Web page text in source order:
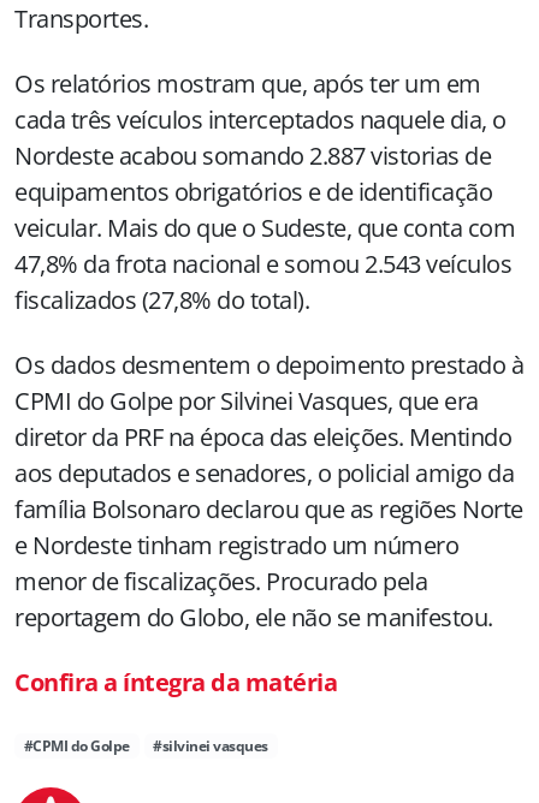
Transportes.
Os relatórios mostram que, após ter um em
cada três veículos interceptados naquele dia, o
Nordeste acabou somando 2.887 vistorias de
equipamentos obrigatórios e de identificação
veicular. Mais do que o Sudeste, que conta com
47,8% da frota nacional e somou 2.543 veículos
fiscalizados (27,8% do total).
Os dados desmentem o depoimento prestado à
CPMI do Golpe por Silvinei Vasques, que era
diretor da PRF na época das eleições. Mentindo
aos deputados e senadores, o policial amigo da
família Bolsonaro declarou que as regiões Norte
e Nordeste tinham registrado um número
menor de fiscalizações. Procurado pela
reportagem do Globo, ele não se manifestou.
Confira a íntegra da matéria
#CPMI do Golpe #silvinei vasques